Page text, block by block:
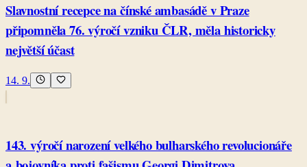
Slavnostní recepce na čínské ambasádě v Praze
připomněla 76. výročí vzniku ČLR, měla historicky
největší účast
14. 9.
143. výročí narození velkého bulharského revolucionáře